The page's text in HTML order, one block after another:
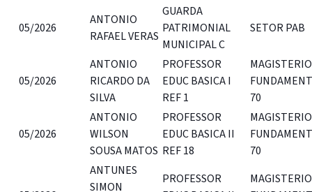
05/2026
ANTONIO
RAFAEL VERAS
GUARDA
PATRIMONIAL
MUNICIPAL C
SETOR PAB
05/2026
ANTONIO
RICARDO DA
SILVA
PROFESSOR
EDUC BASICA I
REF 1
MAGISTERIO
70
05/2026
ANTONIO
WILSON
SOUSA MATOS
PROFESSOR
EDUC BASICA II
REF 18
MAGISTERIO
70
ANTUNES
SIMON
PROFESSOR
MAGISTERIO